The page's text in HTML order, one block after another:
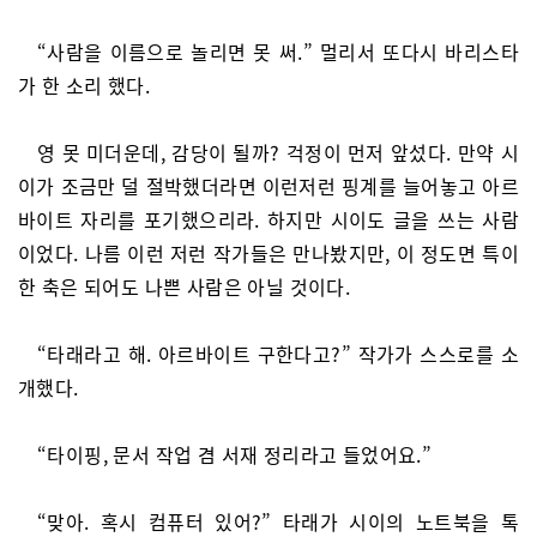
“사람을 이름으로 놀리면 못 써.” 멀리서 또다시 바리스타
가 한 소리 했다.
영 못 미더운데, 감당이 될까? 걱정이 먼저 앞섰다. 만약 시
이가 조금만 덜 절박했더라면 이런저런 핑계를 늘어놓고 아르
바이트 자리를 포기했으리라. 하지만 시이도 글을 쓰는 사람
이었다. 나름 이런 저런 작가들은 만나봤지만, 이 정도면 특이
한 축은 되어도 나쁜 사람은 아닐 것이다.
“타래라고 해. 아르바이트 구한다고?” 작가가 스스로를 소
개했다.
“타이핑, 문서 작업 겸 서재 정리라고 들었어요.”
“맞아. 혹시 컴퓨터 있어?” 타래가 시이의 노트북을 톡